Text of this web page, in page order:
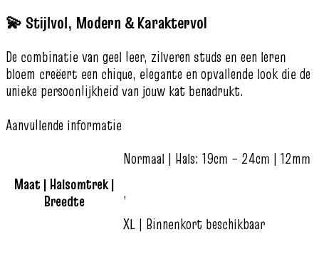
💫 Stijlvol, Modern & Karaktervol
De combinatie van geel leer, zilveren studs en een leren
bloem creëert een chique, elegante en opvallende look die de
unieke persoonlijkheid van jouw kat benadrukt.
Aanvullende informatie
Maat | Halsomtrek |
Breedte
Normaal | Hals: 19cm – 24cm | 12mm
,
XL | Binnenkort beschikbaar